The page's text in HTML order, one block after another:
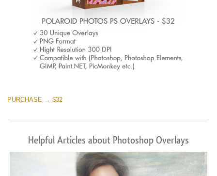
PURCHASE → $32
Helpful Articles about Photoshop Overlays